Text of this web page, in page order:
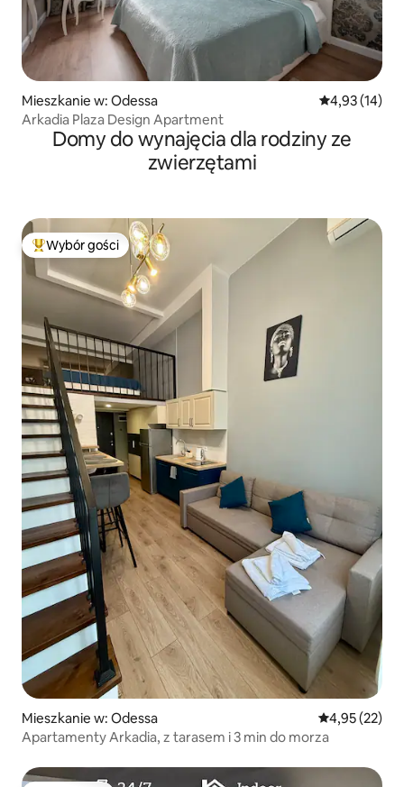
Mieszkanie w: Odessa Średnia
4,93 (14)
Arkadia Plaza Design Apartment
Domy do wynajęcia dla rodziny ze
zwierzętami
Najpopularniejsze z kategorii Wybór gości
Wybór gości
Mieszkanie w: Odessa Średnia
4,95 (22)
Apartamenty Arkadia, z tarasem i 3 min do morza